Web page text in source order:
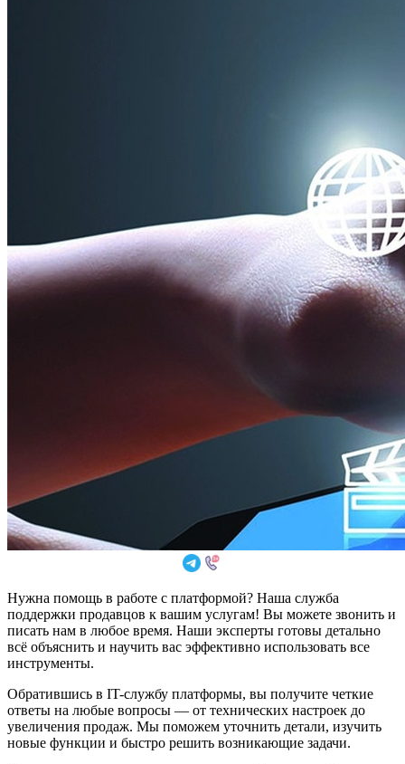
Нужна помощь в работе с платформой? Наша служба
поддержки продавцов к вашим услугам! Вы можете звонить и
писать нам в любое время. Наши эксперты готовы детально
всё объяснить и научить вас эффективно использовать все
инструменты.
Обратившись в IT-службу платформы, вы получите четкие
ответы на любые вопросы — от технических настроек до
увеличения продаж. Мы поможем уточнить детали, изучить
новые функции и быстро решить возникающие задачи.